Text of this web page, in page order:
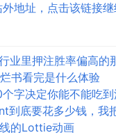
外地址，点击该链接
业里押注胜率偏高的
书看完是什么体验
字决定你能不能吃
到底要花多少钱，我
的Lottie动画